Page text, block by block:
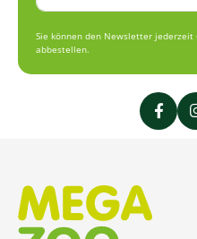
Sie können den Newsletter
abbestellen.